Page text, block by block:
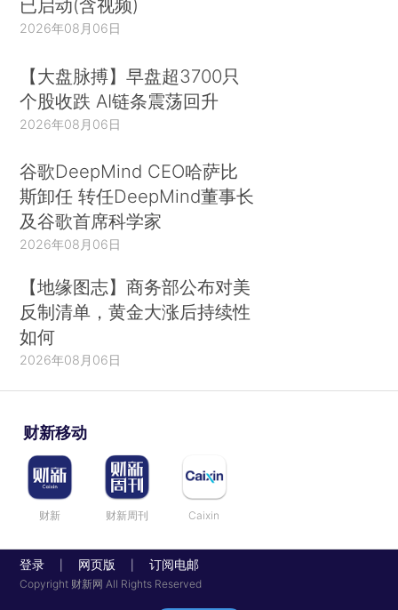
已启动(含视频)
2026年08月06日
【大盘脉搏】早盘超3700只
个股收跌 AI链条震荡回升
2026年08月06日
谷歌DeepMind CEO哈萨比
斯卸任 转任DeepMind董事长
及谷歌首席科学家
2026年08月06日
【地缘图志】商务部公布对美
反制清单，黄金大涨后持续性
如何
2026年08月06日
财新移动
财新 财新周刊 Caixin
登录 网页版 订阅电邮
Copyright 财新网 All Rights Reserved